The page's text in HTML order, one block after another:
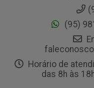
(95)
Horário de
das 8h às